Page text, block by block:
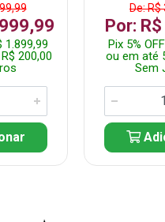
1.899,99
200,00
De: R$
Por:
Pix 5%
ou em até
Sem